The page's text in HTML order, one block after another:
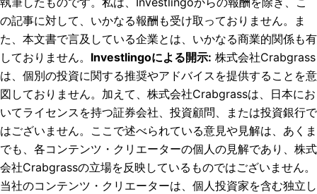
の記事に対して、いかなる報酬も受け取っておりません。ま
た、本文書で言及している企業とは、いかなる商業的関係も有
しておりません。 Investlingoによる開示: 株式会社Crabgrass
は、個別の投資に関する推奨やアドバイスを提供することを意
図しておりません。加えて、株式会社Crabgrassは、日本にお
いてライセンスを持つ証券会社、投資顧問、または投資銀行で
はございません。ここで述べられている意見や見解は、あくま
でも、各コンテンツ・クリエーターの個人の見解であり、株式
会社Crabgrassの立場を反映しているものではございません。
当社のコンテンツ・クリエーターは、個人投資家を含む独立し